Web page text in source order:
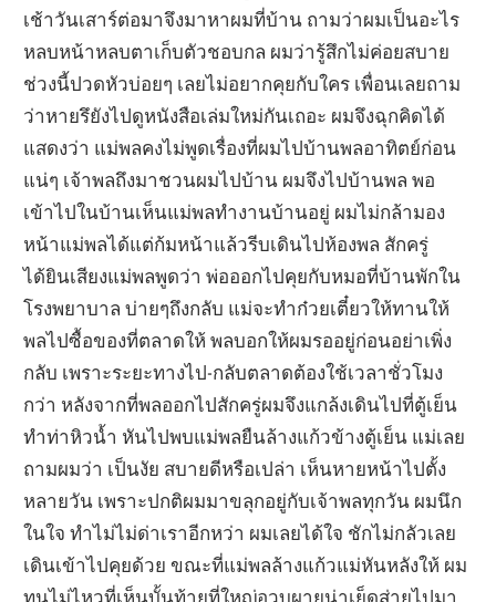
เช้าวันเสาร์ต่อมาจึงมาหาผมที่บ้าน ถามว่าผมเป็นอะไร
หลบหน้าหลบตาเก็บตัวชอบกล ผมว่ารู้สึกไม่ค่อยสบาย
ช่วงนี้ปวดหัวบ่อยๆ เลยไม่อยากคุยกับใคร เพื่อนเลยถาม
ว่าหายรึยังไปดูหนังสือเล่มใหม่กันเถอะ ผมจึงฉุกคิดได้
แสดงว่า แม่พลคงไม่พูดเรื่องที่ผมไปบ้านพลอาทิตย์ก่อน
แน่ๆ เจ้าพลถึงมาชวนผมไปบ้าน ผมจึงไปบ้านพล พอ
เข้าไปในบ้านเห็นแม่พลทำงานบ้านอยู่ ผมไม่กล้ามอง
หน้าแม่พลได้แต่ก้มหน้าแล้วรีบเดินไปห้องพล สักครู่
ได้ยินเสียงแม่พลพูดว่า พ่อออกไปคุยกับหมอที่บ้านพักใน
โรงพยาบาล บ่ายๆถึงกลับ แม่จะทำก๋วยเตี๋ยวให้ทานให้
พลไปซื้อของที่ตลาดให้ พลบอกให้ผมรออยู่ก่อนอย่าเพิ่ง
กลับ เพราะระยะทางไป-กลับตลาดต้องใช้เวลาชั่วโมง
กว่า หลังจากที่พลออกไปสักครู่ผมจึงแกล้งเดินไปที่ตู้เย็น
ทำท่าหิวน้ำ หันไปพบแม่พลยืนล้างแก้วข้างตู้เย็น แม่เลย
ถามผมว่า เป็นงัย สบายดีหรือเปล่า เห็นหายหน้าไปตั้ง
หลายวัน เพราะปกติผมมาขลุกอยู่กับเจ้าพลทุกวัน ผมนึก
ในใจ ทำไม่ไม่ด่าเราอีกหว่า ผมเลยได้ใจ ชักไม่กลัวเลย
เดินเข้าไปคุยด้วย ขณะที่แม่พลล้างแก้วแม่หันหลังให้ ผม
ทนไม่ไหวที่เห็นบั้นท้ายที่ใหญ่อวบผายน่าเย็ดส่ายไปมา